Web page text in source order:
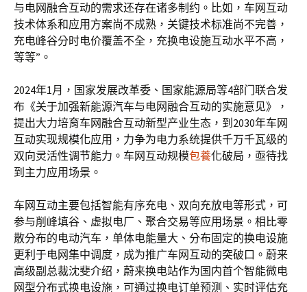
与电网融合互动的需求还存在诸多制约。比如，车网互动
技术体系和应用方案尚不成熟，关键技术标准尚不完善，
充电峰谷分时电价覆盖不全，充换电设施互动水平不高，
等等”。
2024年1月，国家发展改革委、国家能源局等4部门联合发
布《关于加强新能源汽车与电网融合互动的实施意见》，
提出大力培育车网融合互动新型产业生态，到2030年车网
互动实现规模化应用，力争为电力系统提供千万千瓦级的
双向灵活性调节能力。车网互动规模包養化破局，亟待找
到主力应用场景。
车网互动主要包括智能有序充电、双向充放电等形式，可
参与削峰填谷、虚拟电厂、聚合交易等应用场景。相比零
散分布的电动汽车，单体电能量大、分布固定的换电设施
更利于电网集中调度，成为推广车网互动的突破口。蔚来
高级副总裁沈斐介绍，蔚来换电站作为国内首个智能微电
网型分布式换电设施，可通过换电订单预测、实时评估充